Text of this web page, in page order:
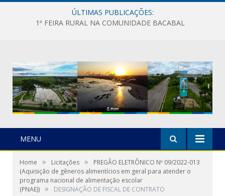
ÚLTIMAS PUBLICAÇÕES:
1ª FEIRA RURAL NA COMUNIDADE BACABAL
MENU
Home » Licitações »
PREGÃO ELETRÔNICO Nº 09/2022-013
(Aquisição de gêneros alimentícios em geral para atender o
programa nacional de alimentação escolar
(PNAE)) » DESIGNAÇÃO DE FISCAL DE CONTRATO